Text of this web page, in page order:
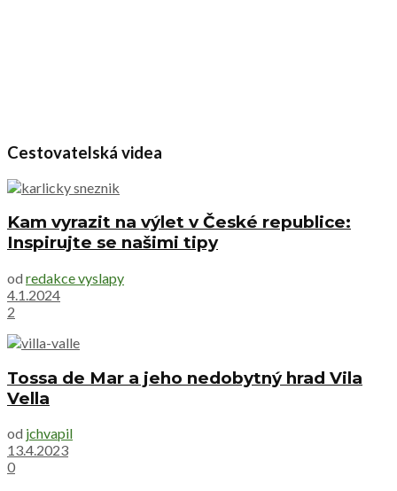
Cestovatelská videa
Kam vyrazit na výlet v České republice:
Inspirujte se našimi tipy
od redakce vyslapy
4.1.2024
2
Tossa de Mar a jeho nedobytný hrad Vila
Vella
od jchvapil
13.4.2023
0